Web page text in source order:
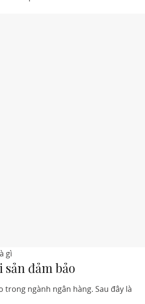
gì
đảm bảo
ngành ngân hàng. Sau đây là